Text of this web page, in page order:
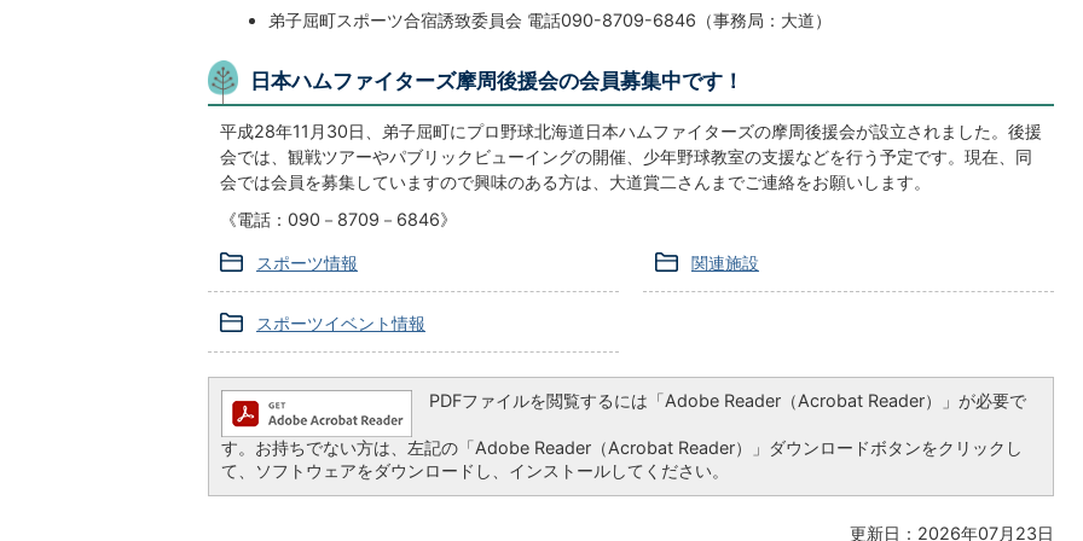
弟子屈町スポーツ合宿誘致委員会 電話090-8709-6846（事務局：大道）
日本ハムファイターズ摩周後援会の会員募集中です！
平成28年11月30日、弟子屈町にプロ野球北海道日本ハムファイターズの摩周後援会が設立されました。後援
会では、観戦ツアーやパブリックビューイングの開催、少年野球教室の支援などを行う予定です。現在、同
会では会員を募集していますので興味のある方は、大道賞二さんまでご連絡をお願いします。
《電話：090－8709－6846》
スポーツ情報 関連施設
スポーツイベント情報
PDFファイルを閲覧するには「Adobe Reader（Acrobat Reader）」が必要で
す。お持ちでない方は、左記の「Adobe Reader（Acrobat Reader）」ダウンロードボタンをクリックし
て、ソフトウェアをダウンロードし、インストールしてください。
更新日：2026年07月23日